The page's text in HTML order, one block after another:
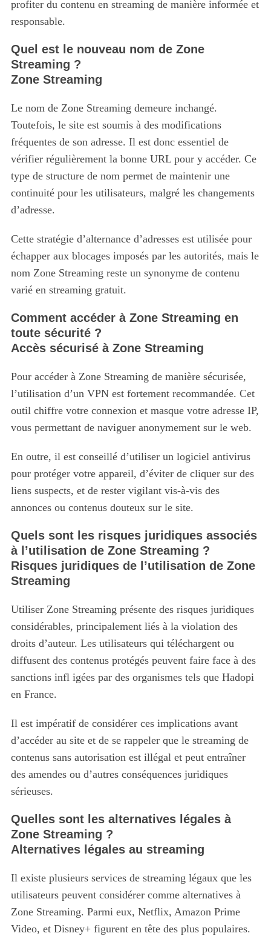
profiter du contenu en streaming de manière informée et
responsable.
Quel est le nouveau nom de Zone
Streaming ?
Zone Streaming
Le nom de Zone Streaming demeure inchangé.
Toutefois, le site est soumis à des modifications
fréquentes de son adresse. Il est donc essentiel de
vérifier régulièrement la bonne URL pour y accéder. Ce
type de structure de nom permet de maintenir une
continuité pour les utilisateurs, malgré les changements
d’adresse.
Cette stratégie d’alternance d’adresses est utilisée pour
échapper aux blocages imposés par les autorités, mais le
nom Zone Streaming reste un synonyme de contenu
varié en streaming gratuit.
Comment accéder à Zone Streaming en
toute sécurité ?
Accès sécurisé à Zone Streaming
Pour accéder à Zone Streaming de manière sécurisée,
l’utilisation d’un VPN est fortement recommandée. Cet
outil chiffre votre connexion et masque votre adresse IP,
vous permettant de naviguer anonymement sur le web.
En outre, il est conseillé d’utiliser un logiciel antivirus
pour protéger votre appareil, d’éviter de cliquer sur des
liens suspects, et de rester vigilant vis-à-vis des
annonces ou contenus douteux sur le site.
Quels sont les risques juridiques associés
à l’utilisation de Zone Streaming ?
Risques juridiques de l’utilisation de Zone
Streaming
Utiliser Zone Streaming présente des risques juridiques
considérables, principalement liés à la violation des
droits d’auteur. Les utilisateurs qui téléchargent ou
diffusent des contenus protégés peuvent faire face à des
sanctions infl igées par des organismes tels que Hadopi
en France.
Il est impératif de considérer ces implications avant
d’accéder au site et de se rappeler que le streaming de
contenus sans autorisation est illégal et peut entraîner
des amendes ou d’autres conséquences juridiques
sérieuses.
Quelles sont les alternatives légales à
Zone Streaming ?
Alternatives légales au streaming
Il existe plusieurs services de streaming légaux que les
utilisateurs peuvent considérer comme alternatives à
Zone Streaming. Parmi eux, Netflix, Amazon Prime
Video, et Disney+ figurent en tête des plus populaires.